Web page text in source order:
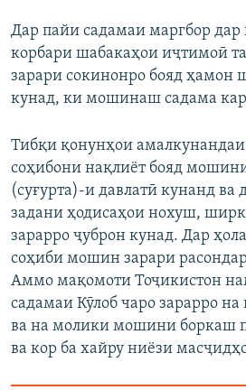
Дар пайи садамаи маргбор
корбари шабакаҳои иҷтимоӣ
зарари сокинонро бояд ҳамон
кунад, ки мошинаш садама
Тибқи қонунҳои
соҳибони нақлиёт бояд
(суғурта)-и давлатӣ кунанд ва
задани ҳодисаҳои нохуш,
зарарро ҷуброн кунад. Дар
соҳиби мошин зарари
Аммо мақомоти Тоҷикистон
садамаи Кӯлоб чаро зарарро
ва на молики мошини боркаш
ва кор ба хайру ниёзи